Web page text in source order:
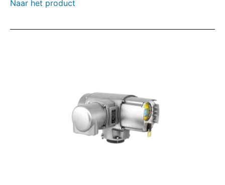
Naar het product